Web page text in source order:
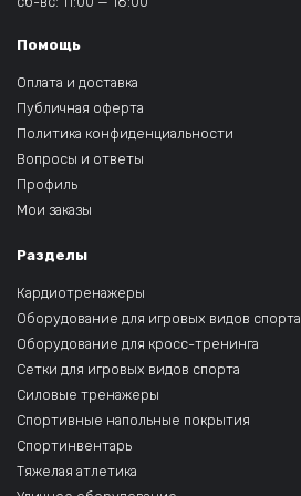
Помощь
Оплата и доставка
Публичная оферта
Политика конфиденциальности
Вопросы и ответы
Профиль
Мои заказы
Разделы
Кардиотренажеры
Оборудование для игровых видов спорта
Оборудование для кросс-тренинга
Сетки для игровых видов спорта
Силовые тренажеры
Спортивные напольные покрытия
Спортинвентарь
Тяжелая атлетика